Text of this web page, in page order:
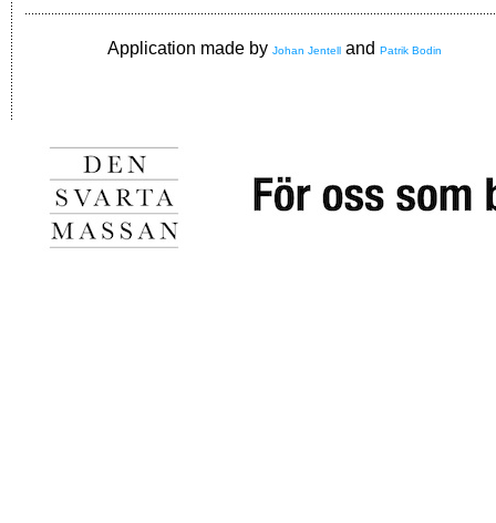
Application made by Johan Jentell and Patrik Bodin